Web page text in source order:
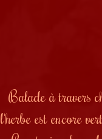
Balade à travers
l'herbe est encore